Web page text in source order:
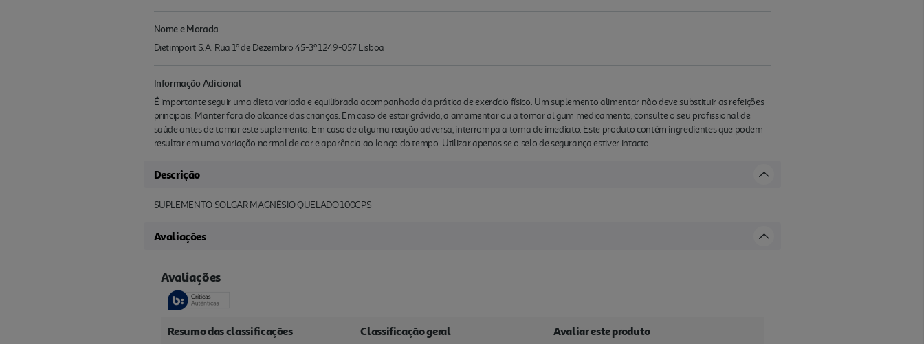
Nome e Morada
Dietimport S.A. Rua 1º de Dezembro 45-3º 1249-057 Lisboa
Informação Adicional
É importante seguir uma dieta variada e equilibrada acompanhada da prática de exercício físico. Um suplemento alimentar não deve substituir as refeições
principais. Manter fora do alcance das crianças. Em caso de estar grávida, a amamentar ou a tomar al gum medicamento, consulte o seu profissional de
saúde antes de tomar este suplemento. Em caso de alguma reação adversa, interrompa a toma de imediato. Este produto contém ingredientes que podem
resultar em uma variação normal de cor e aparência ao longo do tempo. Utilizar apenas se o selo de segurança estiver intacto.
Descrição
SUPLEMENTO SOLGAR MAGNÉSIO QUELADO 100CPS
Avaliações